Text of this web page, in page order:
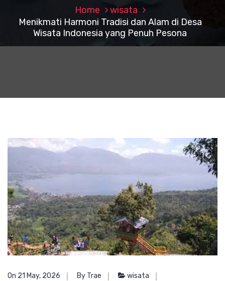
Home
wisata
Menikmati Harmoni Tradisi dan Alam di Desa
Wisata Indonesia yang Penuh Pesona
On 21 May, 2026 By Trae
wisata